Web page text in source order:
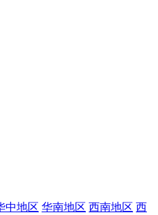
中地区 华南地区 西南地区 西